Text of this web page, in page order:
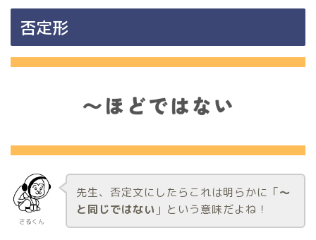
否定形
さるくん
先生、否定文にしたらこれは明らかに「〜
と同じではない 」という意味だよね！